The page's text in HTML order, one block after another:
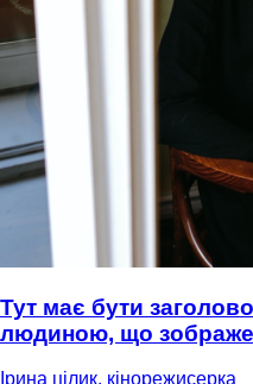
Тут має бути
людиною, що
Ірина цілик, кінорежисерка